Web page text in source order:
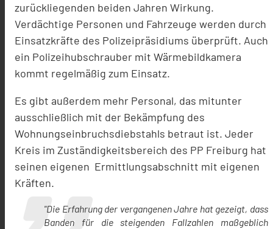
zurückliegenden beiden Jahren Wirkung.
Verdächtige Personen und Fahrzeuge werden durch
Einsatzkräfte des Polizeipräsidiums überprüft. Auch
ein Polizeihubschrauber mit Wärmebildkamera
kommt regelmäßig zum Einsatz.
Es gibt außerdem mehr Personal, das mitunter
ausschließlich mit der Bekämpfung des
Wohnungseinbruchsdiebstahls betraut ist. Jeder
Kreis im Zuständigkeitsbereich des PP Freiburg hat
seinen eigenen Ermittlungsabschnitt mit eigenen
Kräften.
"Die Erfahrung der vergangenen Jahre hat gezeigt, dass
Banden für die steigenden Fallzahlen maßgeblich